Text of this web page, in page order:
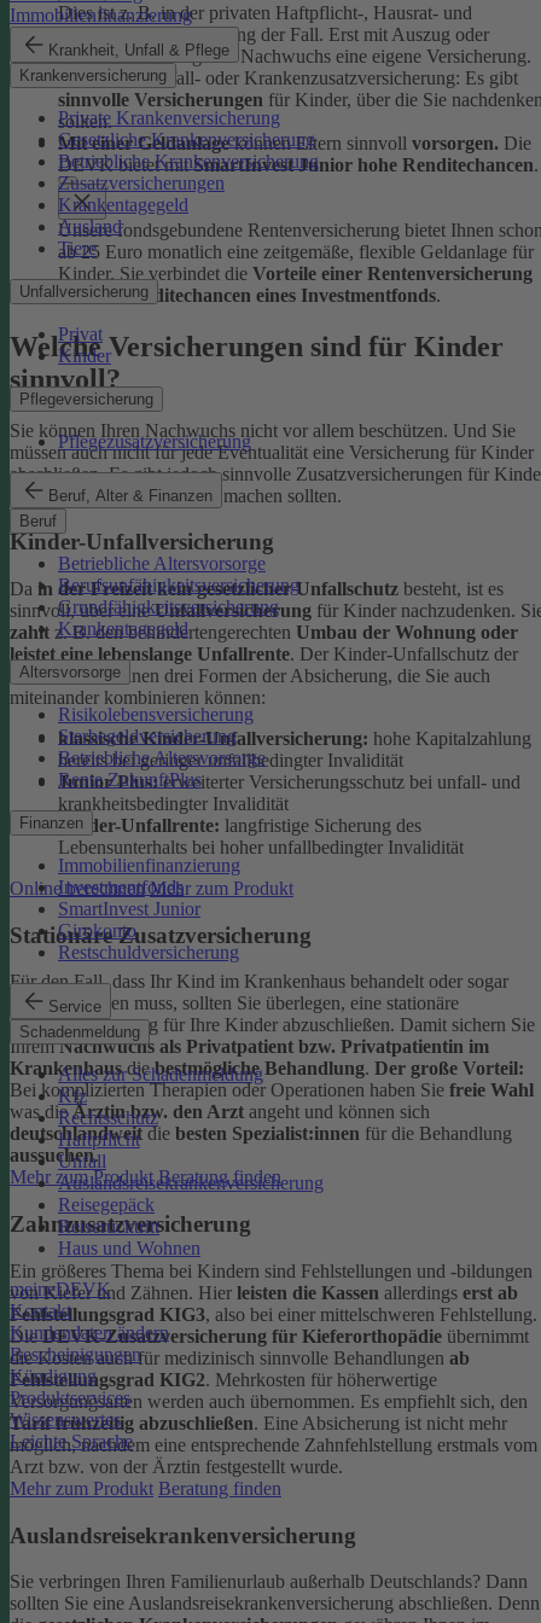
Immobilienfinanzierung
Krankheit, Unfall & Pflege
Krankenversicherung
Private Krankenversicherung
Gesetzliche Krankenversicherung
Betriebliche Krankenversicherung
Zusatzversicherungen
Krankentagegeld
Ausland
Tiere
Unfallversicherung
Privat
Kinder
Pflegeversicherung
Pflegezusatzversicherung
Beruf, Alter & Finanzen
Beruf
Betriebliche Altersvorsorge
Berufsunfähigkeitsversicherung
Grundfähigkeitsversicherung
Krankentagegeld
Altersvorsorge
Risikolebensversicherung
Sterbegeldversicherung
Betriebliche Altersvorsorge
Rente ZukunftPlus
Finanzen
Immobilienfinanzierung
Investmentfonds
SmartInvest Junior
Girokonto
Restschuldversicherung
Service
Schadenmeldung
Alles zur Schadenmeldung
Kfz
Rechtsschutz
Haftpflicht
Unfall
Auslandsreisekrankenversicherung
Reisegepäck
Reiserücktritt
Haus und Wohnen
meineDEVK
Kontakt
Kundendaten ändern
Bescheinigungen
Kündigung
Produktservices
Wissenswertes
Leichte Sprache
Dies ist z. B. in der privaten Haftpflicht-, Hausrat- und
Rechtsschutzversicherung der Fall. Erst mit Auszug oder
Berufsstart benötigt der Nachwuchs eine eigene Versicherung.
Ob Kinder-Unfall- oder Krankenzusatzversicherung: Es gibt
sinnvolle Versicherungen für Kinder, über die Sie
sollten.
Mit einer Geldanlagekönnen Eltern sinnvoll vorsorgen. Die
DEVK bietet mitSmartInvest Junior hohe Renditechancen.
Unsere fondsgebundene Rentenversicherung bietet Ihnen
ab 25 Euro monatlich eine zeitgemäße, flexible Geldanlage für
Kinder. Sie verbindet die Vorteile einer Rentenversicherung
mit denRenditechancen eines Investmentfonds.
Welche Versicherungen sind für Kinder
sinnvoll?
Sie können Ihren Nachwuchs nicht vor allem beschützen. Und Sie
müssen auch nicht für jede Eventualität eine Versicherung für Kinder
abschließen. Es gibt jedoch sinnvolle Zusatzversicherungen für
über die Sie sich Gedanken machen sollten.
Kinder-Unfallversicherung
Da in der Freizeit kein gesetzlicher Unfallschutz besteht, ist es
sinnvoll, über eineUnfallversicherung für Kinder nachzudenken.
zahlt z. B. den behindertengerechten Umbau der Wohnung oder
leistet eine lebenslange Unfallrente. Der Kinder-Unfallschutz der
DEVK bietet Ihnen drei Formen der Absicherung, die Sie auch
miteinander kombinieren können:
klassische Kinder-Unfallversicherung: hohe Kapitalzahlung
bereits bei geringer unfallbedingter Invalidität
Junior Plus:erweiterter Versicherungsschutz bei unfall- und
krankheitsbedingter Invalidität
Kinder-Unfallrente: langfristige Sicherung des
Lebensunterhalts bei hoher unfallbedingter Invalidität
Online berechnen Mehr zum Produkt
Stationäre Zusatzversicherung
Für den Fall, dass Ihr Kind im Krankenhaus behandelt oder sogar
operiert werden muss, sollten Sie überlegen, eine stationäre
Zusatzversicherung für Ihre Kinder abzuschließen. Damit sichern Sie
IhremNachwuchs als Privatpatient bzw. Privatpatientin im
Krankenhausdiebestmögliche Behandlung. Der große Vorteil:
Bei komplizierten Therapien oder Operationen haben Sie freie Wahl
was dieÄrztin bzw. den Arzt angeht und können sich
deutschlandweitdie besten Spezialist:innen für die Behandlung
aussuchen.
Mehr zum Produkt Beratung finden
Zahnzusatzversicherung
Ein größeres Thema bei Kindern sind Fehlstellungen und -bildungen
von Kiefer und Zähnen. Hier leisten die Kassen allerdings erst ab
Fehlstellungsgrad KIG3, also bei einer mittelschweren Fehlstellung.
DieDEVK-Zusatzversicherung für Kieferorthopädie übernimmt
die Kosten auch für medizinisch sinnvolle Behandlungen ab
Fehlstellungsgrad KIG2. Mehrkosten für höherwertige
Versorgungsarten werden auch übernommen. Es empfiehlt sich, den
Tarif frühzeitig abzuschließen. Eine Absicherung ist nicht mehr
möglich, nachdem eine entsprechende Zahnfehlstellung erstmals vom
Arzt bzw. von der Ärztin festgestellt wurde.
Mehr zum Produkt Beratung finden
Auslandsreisekrankenversicherung
Sie verbringen Ihren Familienurlaub außerhalb Deutschlands? Dann
sollten Sie eine Auslandsreisekrankenversicherung abschließen. Denn